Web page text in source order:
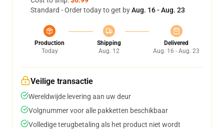
Standard - Order today to get byAug. 16 - Aug. 23
Production
Today
Shipping
Aug. 12
Delivered
Aug. 16 - Aug. 23
Veilige transactie
Wereldwijde levering aan uw deur
Volgnummer voor alle pakketten beschikbaar
Volledige terugbetaling als het product niet wordt